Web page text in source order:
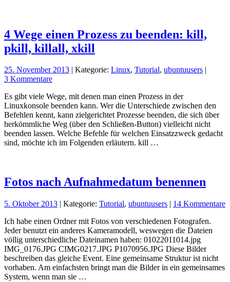
4 Wege einen Prozess zu beenden: kill,
pkill, killall, xkill
25. November 2013 | Kategorie: Linux, Tutorial, ubuntuusers
3 Kommentare
Es gibt viele Wege, mit denen man einen Prozess in der
Linuxkonsole beenden kann. Wer die Unterschiede zwischen den
Befehlen kennt, kann zielgerichtet Prozesse beenden, die sich über
herkömmliche Weg (über den Schließen-Button) vielleicht nicht
beenden lassen. Welche Befehle für welchen Einsatzzweck gedacht
sind, möchte ich im Folgenden erläutern. kill …
Fotos nach Aufnahmedatum benennen
5. Oktober 2013 | Kategorie: Tutorial, ubuntuusers | 14 Kommentare
Ich habe einen Ordner mit Fotos von verschiedenen Fotografen.
Jeder benutzt ein anderes Kameramodell, weswegen die Dateien
völlig unterschiedliche Dateinamen haben: 01022011014.jpg
IMG_0176.JPG CIMG0217.JPG P1070956.JPG Diese Bilder
beschreiben das gleiche Event. Eine gemeinsame Struktur ist nicht
vorhaben. Am einfachsten bringt man die Bilder in ein gemeinsames
System, wenn man sie …